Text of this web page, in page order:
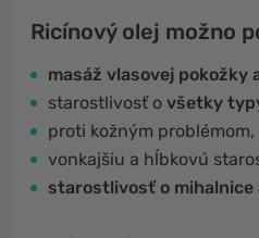
Ricínový olej možno
masáž vlasovej pokožky
starostlivosť o všetky
proti kožným problémom,
vonkajšiu a hĺbkovú
starostlivosť o mihalnice